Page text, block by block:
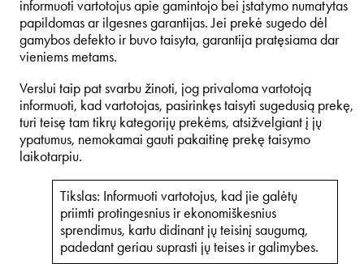
informuoti vartotojus apie gamintojo bei įstatymo numatytas
papildomas ar ilgesnes garantijas. Jei prekė sugedo dėl
gamybos defekto ir buvo taisyta, garantija pratęsiama dar
vieniems metams.
Verslui taip pat svarbu žinoti, jog privaloma vartotoją
informuoti, kad vartotojas, pasirinkęs taisyti sugedusią prekę,
turi teisę tam tikrų kategorijų prekėms, atsižvelgiant į jų
ypatumus, nemokamai gauti pakaitinę prekę taisymo
laikotarpiu.
Tikslas: Informuoti vartotojus, kad jie galėtų
priimti protingesnius ir ekonomiškesnius
sprendimus, kartu didinant jų teisinį saugumą,
padedant geriau suprasti jų teises ir galimybes.